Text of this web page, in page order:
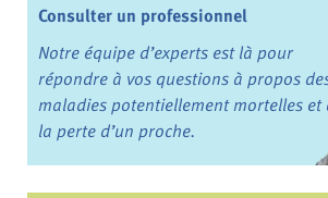
Consulter un professionnel
Notre équipe d’experts est là pour
répondre à vos questions à propos
maladies potentiellement mortelles et
la perte d’un proche.